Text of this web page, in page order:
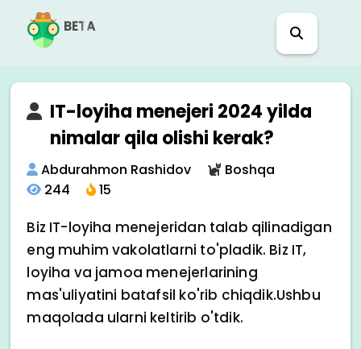
BETA
IT-loyiha menejeri 2024 yilda
nimalar qila olishi kerak?
Abdurahmon Rashidov
Boshqa
244
15
Biz IT-loyiha menejeridan talab qilinadigan
eng muhim vakolatlarni to'pladik. Biz IT,
loyiha va jamoa menejerlarining
mas'uliyatini batafsil ko'rib chiqdik.Ushbu
maqolada ularni keltirib o'tdik.